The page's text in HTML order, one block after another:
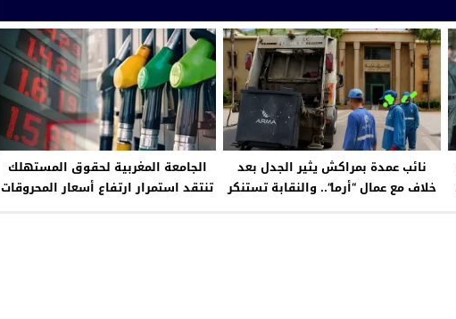
نائب عمدة بمراكش يثير الجدل بعد
خلاف مع عمال “أرما”.. والنقابة تستنكر
الجامعة المغربية لحقوق المستهلك
تنتقد استمرار ارتفاع أسعار المحروقات